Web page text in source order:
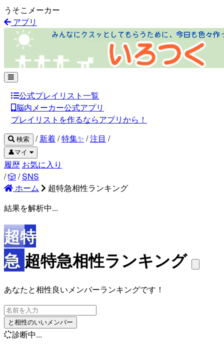
うそこメーカー
アプリ
公式プレイリスト一覧
脳内メーカー公式アプリ
プレイリストを作るならアプリから！
検索 / 新着/特集✨ /注目 /
👤マイ
履歴 お気に入り
/🎲 /SNS
ホーム
超特急相性ランキング
結果を解析中...
超特
急 超特急相性ランキング
あなたと相性良いメンバーランキングです！
と相性のいいメンバー
診断中...